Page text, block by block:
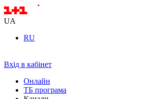
UA
RU
Вхід в кабінет
Онлайн
ТБ програма